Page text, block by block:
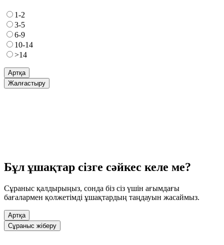
1-2
3-5
6-9
10-14
>14
Артқа
Жалғастыру
Бұл ұшақтар сізге сәйкес келе ме?
Сұраныс қалдырыңыз, сонда біз сіз үшін ағымдағы
бағалармен қолжетімді ұшақтардың таңдауын жасаймыз.
Артқа
Сұраныс жіберу